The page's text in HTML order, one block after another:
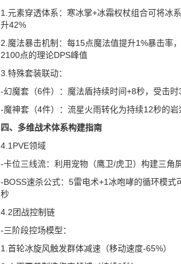
1.元素穿透体系：寒冰掌+冰霜权杖组合可将冰
升42%
2.魔法暴击机制：每15点魔法值提升1%暴击率
2100点的理论DPS峰值
3.特殊套装联动：
-幻魔套（6件）：魔法盾持续时间+8秒，受击
-魔神套（4件）：流星火雨转化为持续12秒的
四、多维战术体系构建指南
4.1PVE领域
-卡位三线流：利用宠物（鹰卫/虎卫）构建三角
-BOSS速杀公式：5雷电术+1冰咆哮的循环模
秒
4.2团战控制链
-三阶段控场模型：
1.首轮冰旋风触发群体减速（移动速度-65%）